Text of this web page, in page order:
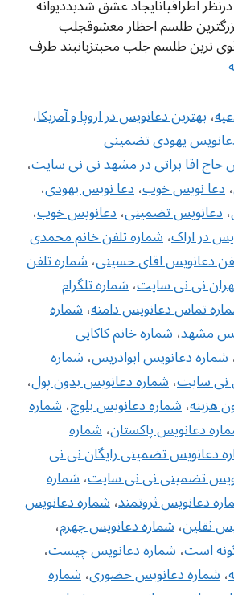
اطرافیانایجاد عشق شدیددیوانه
طلسم احظار معشوقجلب
ترین طلسم جلب محبتزبانبند طرف
،بهترین دعانویس در اروپا و آمریکا،
یهودی تضمینی
حاج اقا براتی در مشهد نی نی سایت،
،دعا نویس خوب،دعا نویس یهودی،
،دعانویس تضمینی،دعانویس خوب،
در اراک،شماره تلفن خانم محمدی
دعانویس اقای حسینی،شماره تلفن
نی نی سایت،شماره تلگرام
تماس دعانویس دامنه،شماره
مشهد،شماره خانم کاکایی
،شماره دعانویس ابوادریس،شماره
نی سایت،شماره دعانویس بدون پول،
هزینه،شماره دعانویس بلوچ،شماره
دعانویس پاکستان،شماره
دعانویس تضمینی رایگان نی نی
تضمینی نی نی سایت،شماره
دعانویس ثروتمند،شماره دعانویس
ثقلین،شماره دعانویس جهرم،
است،شماره دعانویس چیست،
،شماره دعانویس حضوری،شماره